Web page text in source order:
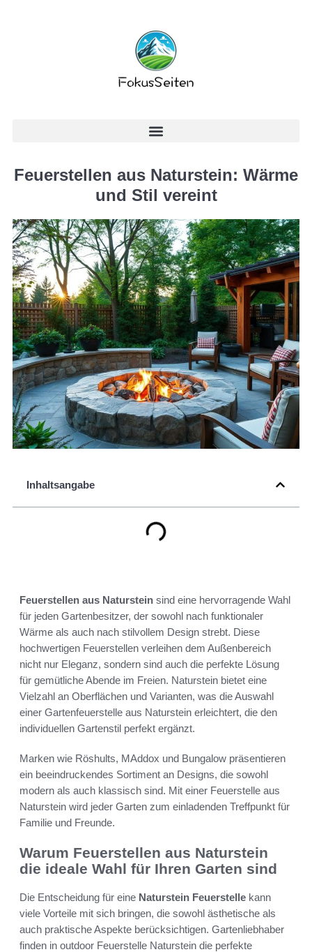
Feuerstellen aus Naturstein: Wärme
und Stil vereint
Inhaltsangabe
Feuerstellen aus Naturstein sind eine hervorragende Wahl
für jeden Gartenbesitzer, der sowohl nach funktionaler
Wärme als auch nach stilvollem Design strebt. Diese
hochwertigen Feuerstellen verleihen dem Außenbereich
nicht nur Eleganz, sondern sind auch die perfekte Lösung
für gemütliche Abende im Freien. Naturstein bietet eine
Vielzahl an Oberflächen und Varianten, was die Auswahl
einer Gartenfeuerstelle aus Naturstein erleichtert, die den
individuellen Gartenstil perfekt ergänzt.
Marken wie Röshults, MAddox und Bungalow präsentieren
ein beeindruckendes Sortiment an Designs, die sowohl
modern als auch klassisch sind. Mit einer Feuerstelle aus
Naturstein wird jeder Garten zum einladenden Treffpunkt für
Familie und Freunde.
Warum Feuerstellen aus Naturstein
die ideale Wahl für Ihren Garten sind
Die Entscheidung für eine Naturstein Feuerstelle kann
viele Vorteile mit sich bringen, die sowohl ästhetische als
auch praktische Aspekte berücksichtigen. Gartenliebhaber
finden in outdoor Feuerstelle Naturstein die perfekte